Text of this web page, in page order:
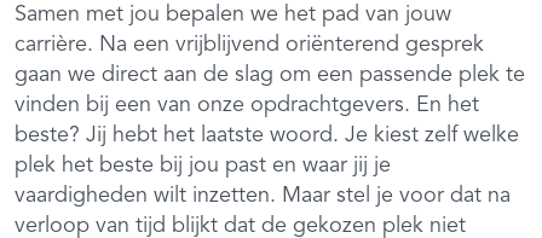
Samen met jou bepalen we het pad van jouw
carrière. Na een vrijblijvend oriënterend gesprek
gaan we direct aan de slag om een passende plek te
vinden bij een van onze opdrachtgevers. En het
beste? Jij hebt het laatste woord. Je kiest zelf welke
plek het beste bij jou past en waar jij je
vaardigheden wilt inzetten. Maar stel je voor dat na
verloop van tijd blijkt dat de gekozen plek niet